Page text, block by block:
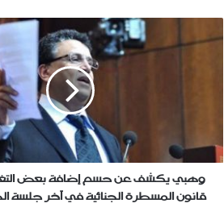
وهبي
يكشف
لتقديم
قانون
المسطرة
الجنائية
وهبي يكشف عن حسم إضافة بعض
قانون المسطرة الجنائية في آخر جلسة